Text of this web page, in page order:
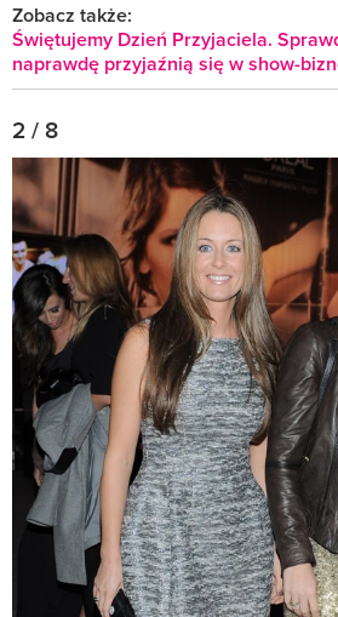
Zobacz także:
Świętujemy Dzień Przyjaciela.
naprawdę przyjaźnią się w show-
2 / 8